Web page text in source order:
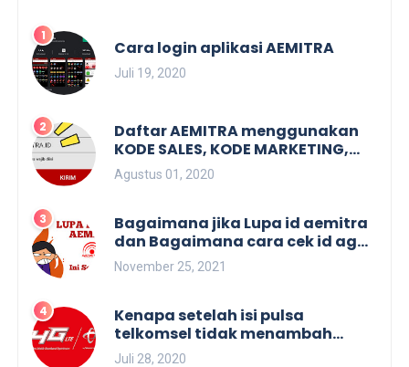
Cara login aplikasi AEMITRA
Juli 19, 2020
Daftar AEMITRA menggunakan
KODE SALES, KODE MARKETING,
KODE REFFERAL. Dan membuat
KODE SALES.
Agustus 01, 2020
Bagaimana jika Lupa id aemitra
dan Bagaimana cara cek id agen
aemitra
November 25, 2021
Kenapa setelah isi pulsa
telkomsel tidak menambah
masa aktif
Juli 28, 2020